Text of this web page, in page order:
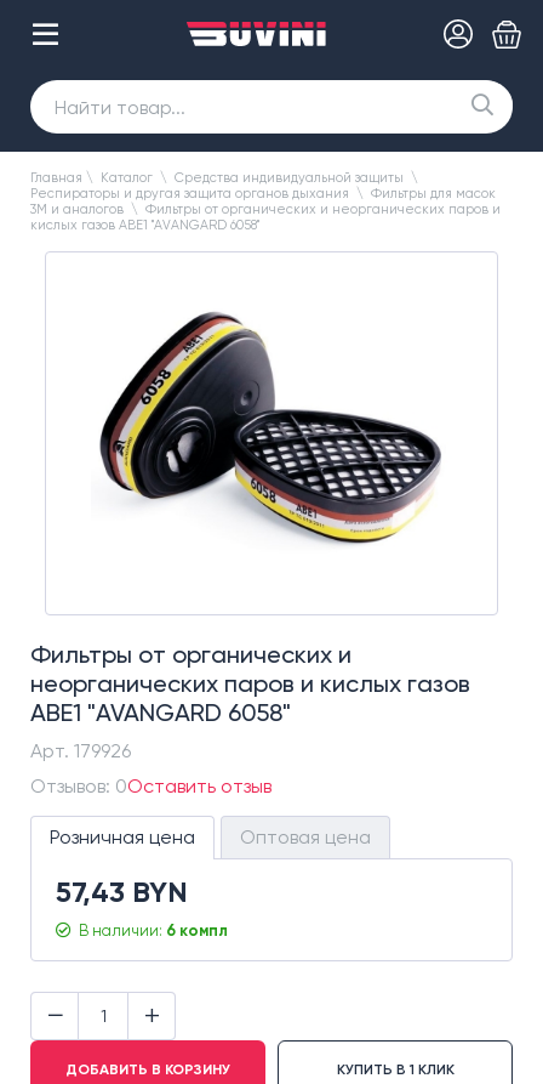
Главная \ Каталог \ Средства индивидуальной защиты
\
Респираторы и другая защита органов дыхания
\ Фильтры для масок
3М и аналогов \ Фильтры от органических и неорганических паров и
кислых газов АВЕ1 "AVANGARD 6058"
Фильтры от органических и
неорганических паров и кислых газов
АВЕ1 "AVANGARD 6058"
Арт. 179926
Отзывов: 0Оставить отзыв
Розничная цена Оптовая цена
57,43 BYN
В наличии: 6 компл
− +
ДОБАВИТЬ В КОРЗИНУ КУПИТЬ В 1 КЛИК